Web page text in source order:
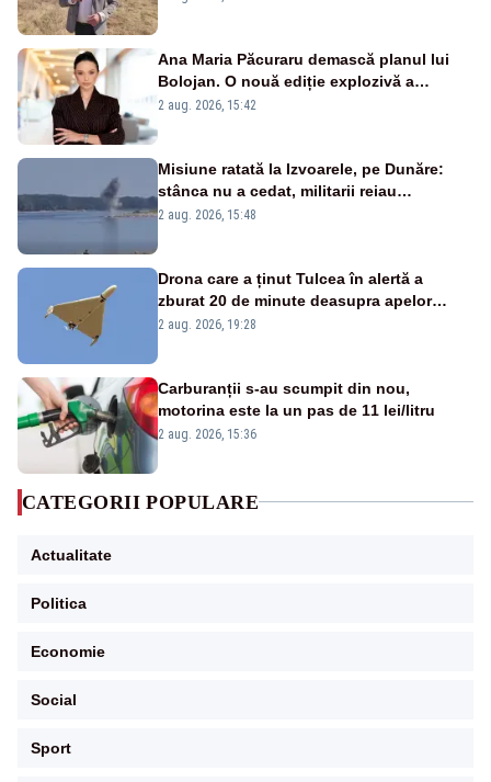
Ana Maria Păcuraru demască planul lui
Bolojan. O nouă ediție explozivă a
emisiunii „Miza Zilei” la Realitatea PLUS
2 aug. 2026, 15:42
Misiune ratată la Izvoarele, pe Dunăre:
stânca nu a cedat, militarii reiau
detonările luni – VIDEO
2 aug. 2026, 15:48
Drona care a ținut Tulcea în alertă a
zburat 20 de minute deasupra apelor
României. Au fost ridicate două F-16
2 aug. 2026, 19:28
Carburanții s-au scumpit din nou,
motorina este la un pas de 11 lei/litru
2 aug. 2026, 15:36
CATEGORII POPULARE
Actualitate
Politica
Economie
Social
Sport